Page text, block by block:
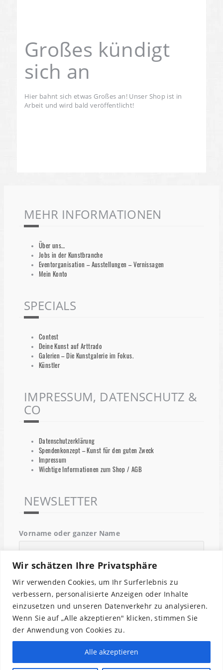
Wir schätzen Ihre Privatsphäre
Wir verwenden Cookies, um Ihr Surferlebnis zu
verbessern, personalisierte Anzeigen oder Inhalte
einzusetzen und unseren Datenverkehr zu analysieren.
Wenn Sie auf „Alle akzeptieren" klicken, stimmen Sie
der Anwendung von Cookies zu.
Alle akzeptieren
Großes kündigt
sich an
Hier bahnt sich etwas Großes an! Unser Shop ist in
Arbeit und wird bald veröffentlicht!
MEHR INFORMATIONEN
Über uns…
Jobs in der Kunstbranche
Eventorganisation – Ausstellungen – Vernissagen
Mein Konto
SPECIALS
Contest
Deine Kunst auf Arttrado
Galerien – Die Kunstgalerie im Fokus.
Künstler
IMPRESSUM, DATENSCHUTZ &
CO
Datenschutzerklärung
Spendenkonzept – Kunst für den guten Zweck
Impressum
Wichtige Informationen zum Shop / AGB
NEWSLETTER
Vorname oder ganzer Name
Email
Indem Du fortfährst, akzeptierst Du unsere
Datenschutzerklärung.